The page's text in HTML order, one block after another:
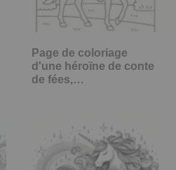
Page de coloriage
d'une héroïne de conte
de fées,…